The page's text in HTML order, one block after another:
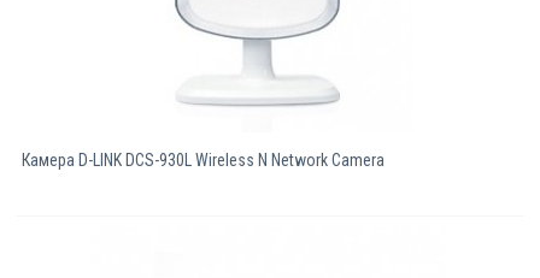
Камерa D-LINK DCS-930L Wireless N Network Camera